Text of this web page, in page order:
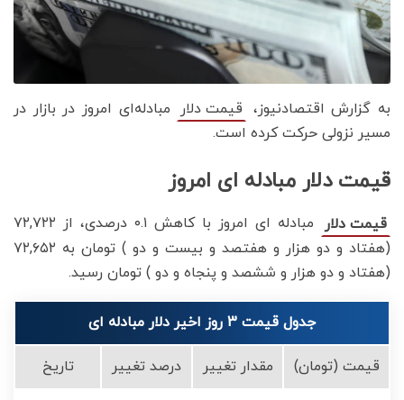
به گزارش اقتصادنیوز، قیمت دلار مبادله‌ای امروز در بازار در
مسیر نزولی حرکت کرده است.
قیمت دلار مبادله ای امروز
قیمت دلار
مبادله ای امروز با کاهش ۰.۱ درصدی، از ۷۲,۷۲۲
(هفتاد و دو هزار و هفتصد و بیست و دو ) تومان به ۷۲,۶۵۲
(هفتاد و دو هزار و ششصد و پنجاه و دو ) تومان رسید.
جدول قیمت 3 روز اخیر دلار مبادله ای
قیمت (تومان) مقدار تغییر درصد تغییر تاریخ